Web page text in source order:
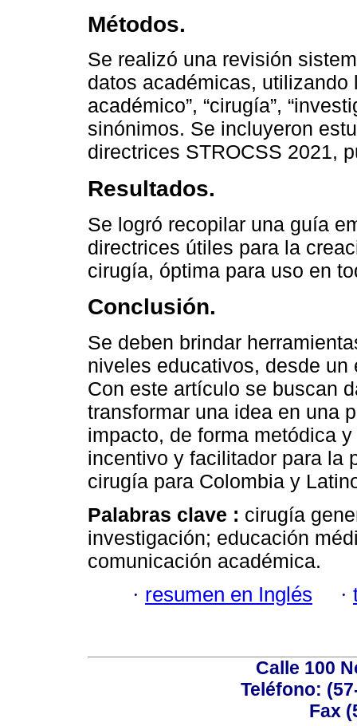
Métodos.
Se realizó una revisión
datos académicas, utilizando
académico”, “cirugía”,
sinónimos. Se incluyeron
directrices STROCSS 2021,
Resultados.
Se logró recopilar una guía
directrices útiles para la
cirugía, óptima para uso en
Conclusión.
Se deben brindar
niveles educativos, desde
Con este artículo se buscan
transformar una idea en una
impacto, de forma metódica
incentivo y facilitador para la
cirugía para Colombia y
Palabras clave : cirugía
investigación; educación
comunicación académica.
· resumen en Inglés ·
Calle 100
Teléfono:
Fax